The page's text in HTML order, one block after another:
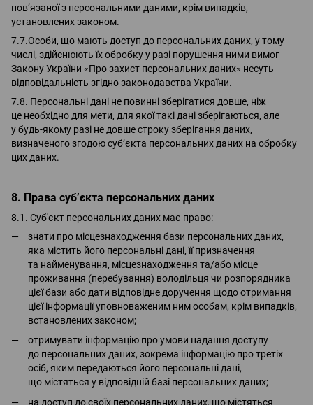
пов’язаної з персональними даними, крім випадків,
установлених законом.
7.7.Особи, що мають доступ до персональних даних, у тому
числі, здійснюють їх обробку у разі порушення ними вимог
Закону України «Про захист персональних даних» несуть
відповідальність згідно законодавства України.
7.8. Персональні дані не повинні зберігатися довше, ніж
це необхідно для мети, для якої такі дані зберігаються, але
у будь-якому разі не довше строку зберігання даних,
визначеного згодою суб’єкта персональних даних на обробку
цих даних.
8. Права суб’єкта персональних даних
8.1. Суб'єкт персональних даних має право:
знати про місцезнаходження бази персональних даних,
яка містить його персональні дані, її призначення
та найменування, місцезнаходження та/або місце
проживання (перебування) володільця чи розпорядника
цієї бази або дати відповідне доручення щодо отримання
цієї інформації уповноваженим ним особам, крім випадків,
встановлених законом;
отримувати інформацію про умови надання доступу
до персональних даних, зокрема інформацію про третіх
осіб, яким передаються його персональні дані,
що містяться у відповідній базі персональних даних;
на доступ до своїх персональних даних, що містяться